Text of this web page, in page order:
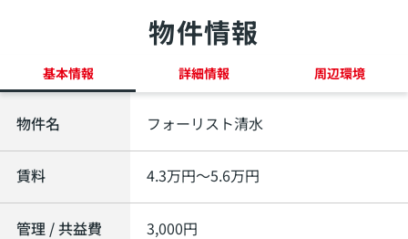
物件情報
基本情報 詳細情報 周辺環境
物件名 フォーリスト清水
賃料 4.3万円～5.6万円
管理 / 共益費 3,000円